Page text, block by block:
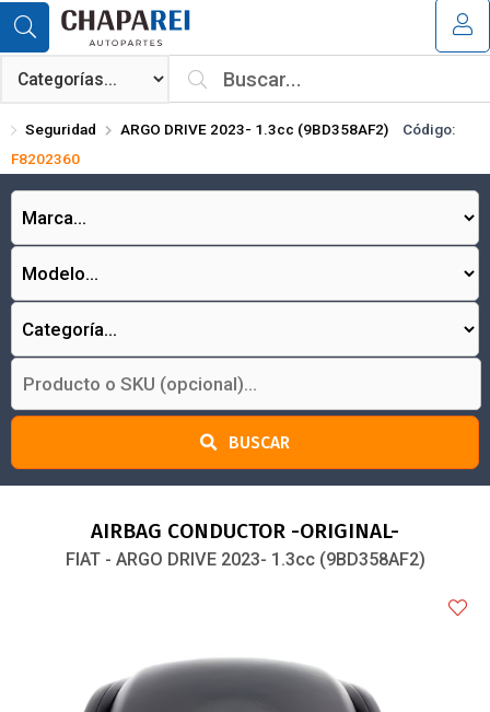
Compartir por email
Enviar
¿Tienes cupón de descuento?
Seguridad ARGO DRIVE 2023- 1.3cc (9BD358AF2)
Código:
F8202360
BUSCAR
AIRBAG CONDUCTOR -ORIGINAL-
FIAT - ARGO DRIVE 2023- 1.3cc (9BD358AF2)